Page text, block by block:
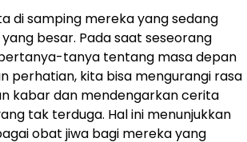
di samping mereka yang sedang
besar. Pada saat seseorang
tanya tentang masa depan
perhatian, kita bisa mengurangi rasa
kabar dan mendengarkan cerita
tak terduga. Hal ini menunjukkan
obat jiwa bagi mereka yang